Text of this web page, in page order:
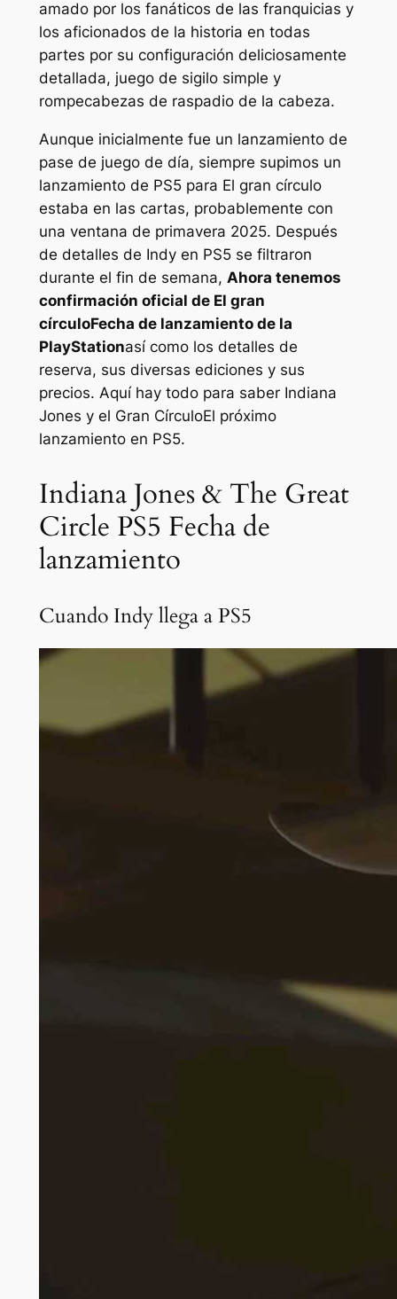
amado por los fanáticos de las franquicias y
los aficionados de la historia en todas
partes por su configuración deliciosamente
detallada, juego de sigilo simple y
rompecabezas de raspadio de la cabeza.
Aunque inicialmente fue un lanzamiento de
pase de juego de día, siempre supimos un
lanzamiento de PS5 para El gran círculo
estaba en las cartas, probablemente con
una ventana de primavera 2025. Después
de detalles de Indyen PS5 se filtraron
durante el fin de semana, Ahora tenemos
confirmación oficial de El gran
círculoFecha de lanzamiento de la
PlayStationasí como los detalles de
reserva, sus diversas ediciones y sus
precios. Aquí hay todo para saber Indiana
Jones y el Gran CírculoEl próximo
lanzamiento en PS5.
Indiana Jones & The Great
Circle PS5 Fecha de
lanzamiento
Cuando Indy llega a PS5